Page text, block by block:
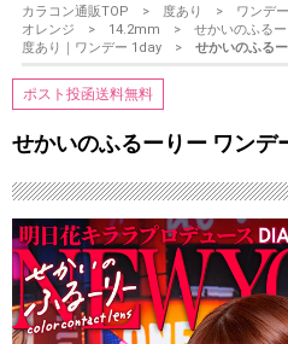
カラコン通販TOP 度あり ワンデ
オレンジ
14.2mm
せかいのふる
度あり｜ワンデー 1day
せかいのふる
ポスト投函送料無料
せかいのふるーりー ワンデ